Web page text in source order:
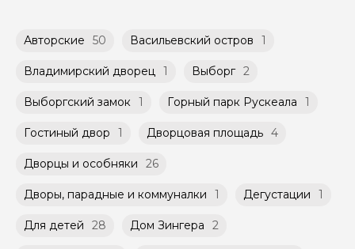
указанной на странице самого тура и
Агрегатором дополнительного соглашения
к Оферте Сервиса.
Способы оплаты на сайте: Картой
экскурсию.
Групповые экскурсии проходят по
Помимо Вас, на групповой экскурсии могут
быть незнакомые для Вас люди.
Мини-группы проводятся на тех же
участников ограничено (группа может быть
Авторские 50 Васильевский остров 1
Владимирский дворец 1 Выборг 2
Выборгский замок 1 Горный парк Рускеала 1
Гостиный двор 1 Дворцовая площадь 4
Дворцы и особняки 26
Дворы, парадные и коммуналки 1 Дегустации 1
Для детей 28 Дом Зингера 2